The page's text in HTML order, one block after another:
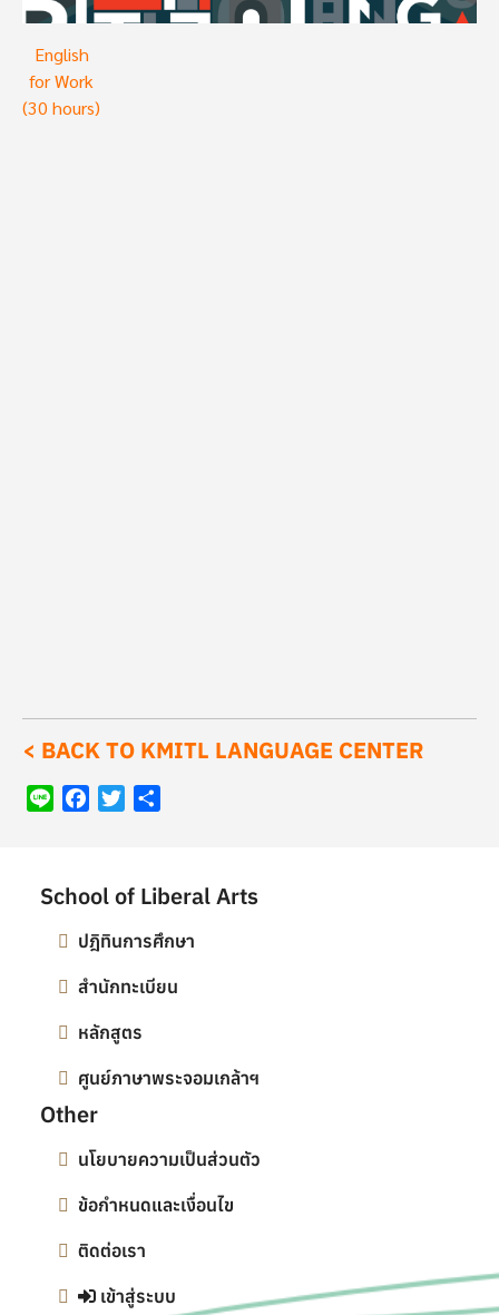
English
for Work
(30 hours)
< BACK TO KMITL LANGUAGE CENTER
Line FacebookTwitter
School of Liberal Arts
ปฎิทินการศึกษา
สำนักทะเบียน
หลักสูตร
ศูนย์ภาษาพระจอมเกล้าฯ
Other
นโยบายความเป็นส่วนตัว
ข้อกำหนดและเงื่อนไข
ติดต่อเรา
เข้าสู่ระบบ